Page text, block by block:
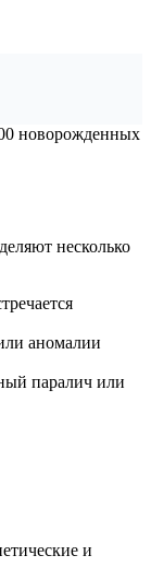
новорожденных
несколько
аномалии
паралич или
и